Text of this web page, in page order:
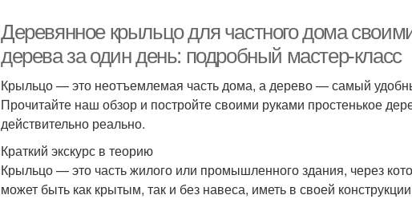
Деревянное крыльцо для частного дома
дерева за один день: подробный мастер-класс
Крыльцо — это неотъемлемая часть дома, а дерево — самый
Прочитайте наш обзор и постройте своими руками простенькое
действительно реально.
Краткий экскурс в теорию
Крыльцо — это часть жилого или промышленного здания, через
может быть как крытым, так и без навеса, иметь в своей